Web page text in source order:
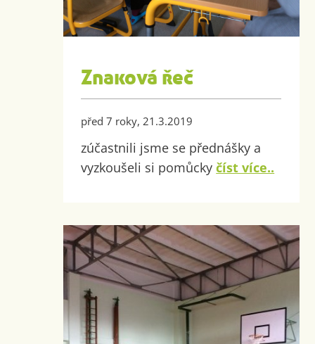
Znaková řeč
před 7 roky, 21.3.2019
zúčastnili jsme se přednášky a
vyzkoušeli si pomůckyčíst více..